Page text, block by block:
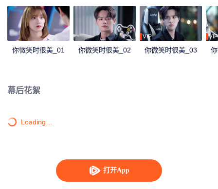
打开App
你微笑时很美_01 你微笑时很美_02
VIP
你微笑时很美_03
VIP
幕后花絮
Loading…